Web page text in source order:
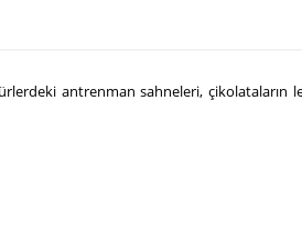
antrenman sahneleri, çikolataların